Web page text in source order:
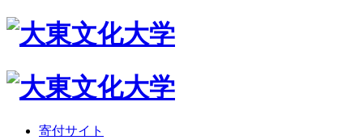
寄付サイト